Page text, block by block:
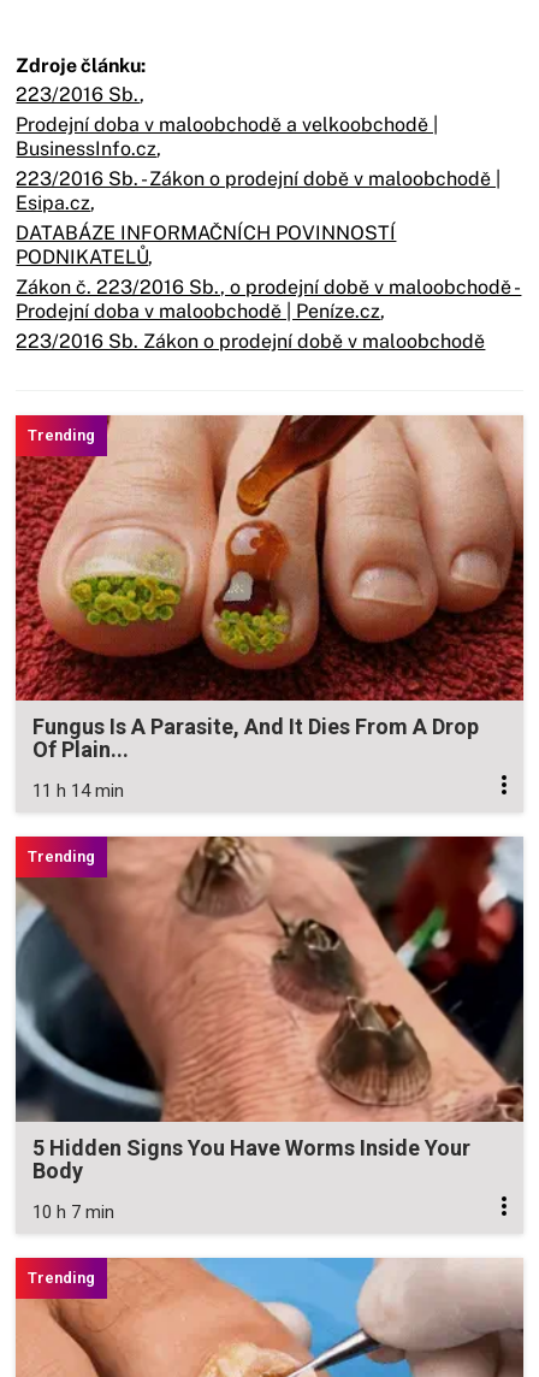
Zdroje článku:
223/2016 Sb.,
Prodejní doba v maloobchodě a velkoobchodě |
BusinessInfo.cz,
223/2016 Sb. - Zákon o prodejní době v maloobchodě |
Esipa.cz,
DATABÁZE INFORMAČNÍCH POVINNOSTÍ
PODNIKATELŮ,
Zákon č. 223/2016 Sb., o prodejní době v maloobchodě -
Prodejní doba v maloobchodě | Peníze.cz,
223/2016 Sb. Zákon o prodejní době v maloobchodě
Fungus Is A Parasite, And It Dies From A Drop
Of Plain...
11 h 14 min
5 Hidden Signs You Have Worms Inside Your
Body
10 h 7 min